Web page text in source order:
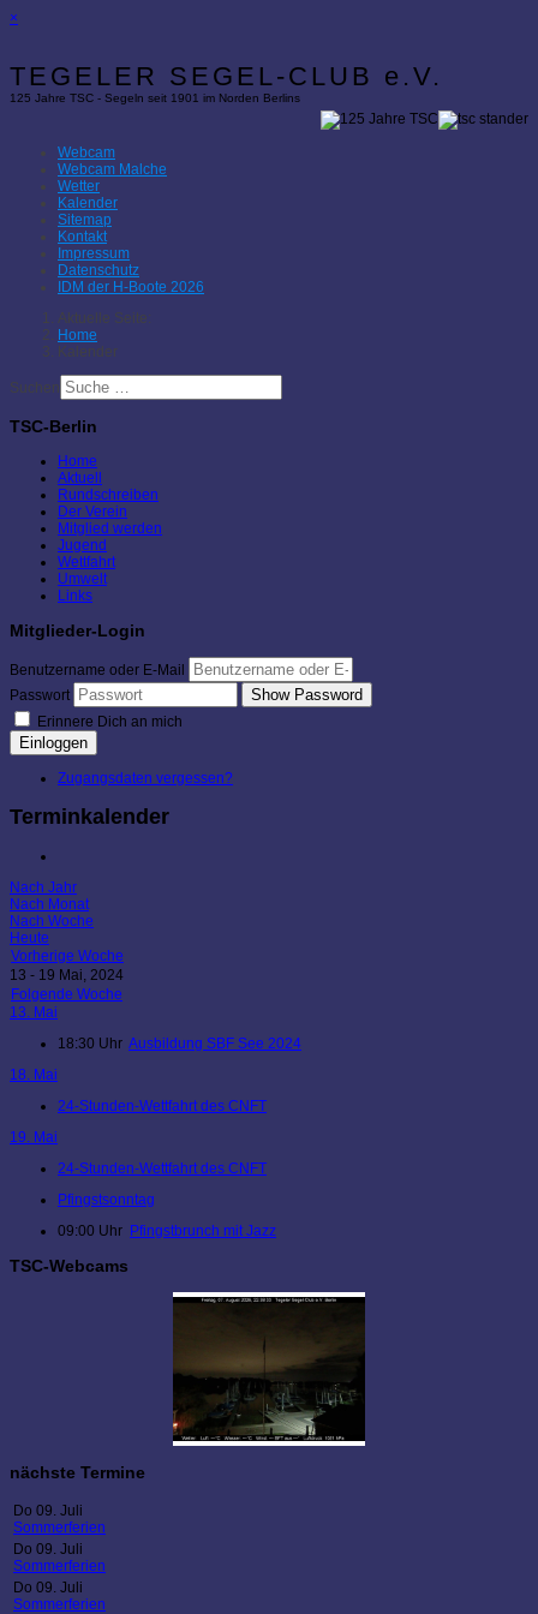
×
TEGELER SEGEL-CLUB e.V.
125 Jahre TSC - Segeln seit 1901 im Norden Berlins
Webcam
Webcam Malche
Wetter
Kalender
Sitemap
Kontakt
Impressum
Datenschutz
IDM der H-Boote 2026
Aktuelle Seite:
Home
Kalender
Suchen
TSC-Berlin
Home
Aktuell
Rundschreiben
Der Verein
Mitglied werden
Jugend
Wettfahrt
Umwelt
Links
Mitglieder-Login
Benutzername oder E-Mail
Passwort
Show Password
Erinnere Dich an mich
Einloggen
Zugangsdaten vergessen?
Terminkalender
Nach Jahr
Nach Monat
Nach Woche
Heute
Vorherige Woche
13 - 19 Mai, 2024
Folgende Woche
13. Mai
18:30 Uhr Ausbildung SBF See 2024
18. Mai
24-Stunden-Wettfahrt des CNFT
19. Mai
24-Stunden-Wettfahrt des CNFT
Pfingstsonntag
09:00 Uhr Pfingstbrunch mit Jazz
TSC-Webcams
nächste Termine
Do 09. Juli
Sommerferien
Do 09. Juli
Sommerferien
Do 09. Juli
Sommerferien